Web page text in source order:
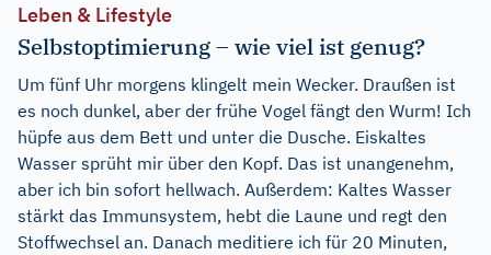
Leben & Lifestyle
Selbstoptimierung – wie viel ist genug?
Um fünf Uhr morgens klingelt mein Wecker. Draußen ist
es noch dunkel, aber der frühe Vogel fängt den Wurm! Ich
hüpfe aus dem Bett und unter die Dusche. Eiskaltes
Wasser sprüht mir über den Kopf. Das ist unangenehm,
aber ich bin sofort hellwach. Außerdem: Kaltes Wasser
stärkt das Immunsystem, hebt die Laune und regt den
Stoffwechsel an. Danach meditiere ich für 20 Minuten,